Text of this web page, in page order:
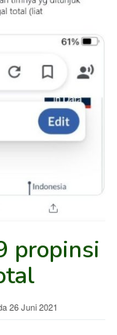
propinsi
26 Juni 2021